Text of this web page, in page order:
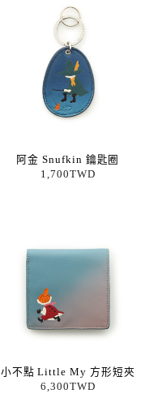
阿金 Snufkin 鑰匙圈
1,700TWD
小不點 Little My 方形短夾
6,300TWD